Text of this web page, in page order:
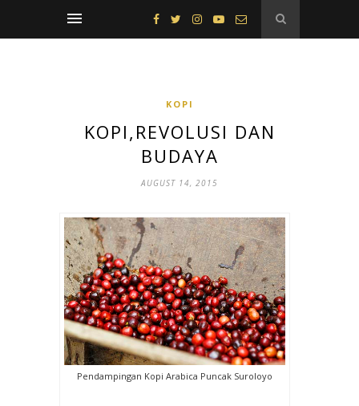
KOPI
KOPI,REVOLUSI DAN
BUDAYA
AUGUST 14, 2015
Pendampingan Kopi Arabica Puncak Suroloyo